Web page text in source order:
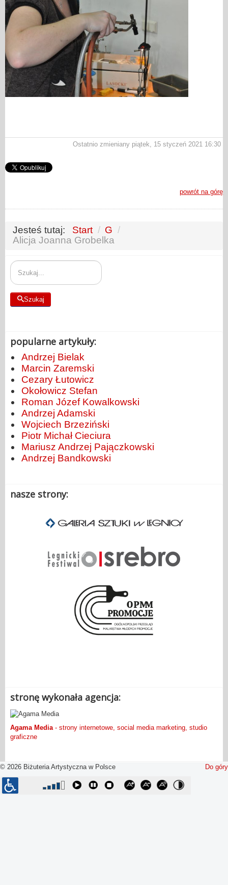
Ostatnio zmieniany piątek, 15 styczeń 2021 16:30
powrót na górę
Jesteś tutaj: Start / G /
Alicja Joanna Grobelka
Szukaj
popularne artykuły:
Andrzej Bielak
Marcin Zaremski
Cezary Łutowicz
Okołowicz Stefan
Roman Józef Kowalkowski
Andrzej Adamski
Wojciech Brzeziński
Piotr Michał Cieciura
Mariusz Andrzej Pajączkowski
Andrzej Bandkowski
nasze strony:
stronę wykonała agencja:
Agama Media - strony internetowe, social media marketing, studio
graficzne
Do góry
© 2026 Biżuteria Artystyczna w Polsce